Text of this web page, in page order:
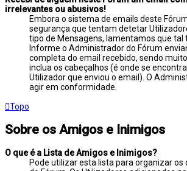
irrelevantes ou abusivos!
Embora o sistema de emails deste
segurança que tentam detetar
tipo de Mensagens, lamentamos que tal
Informe o Administrador do Fórum
completa do email recebido, sendo
inclua os cabeçalhos (é onde se
Utilizador que enviou o email). O
agir em conformidade.
Topo
Sobre os Amigos e Inimigos
O que é a Lista de Amigos e Inimigos?
Pode utilizar esta lista para organizar os